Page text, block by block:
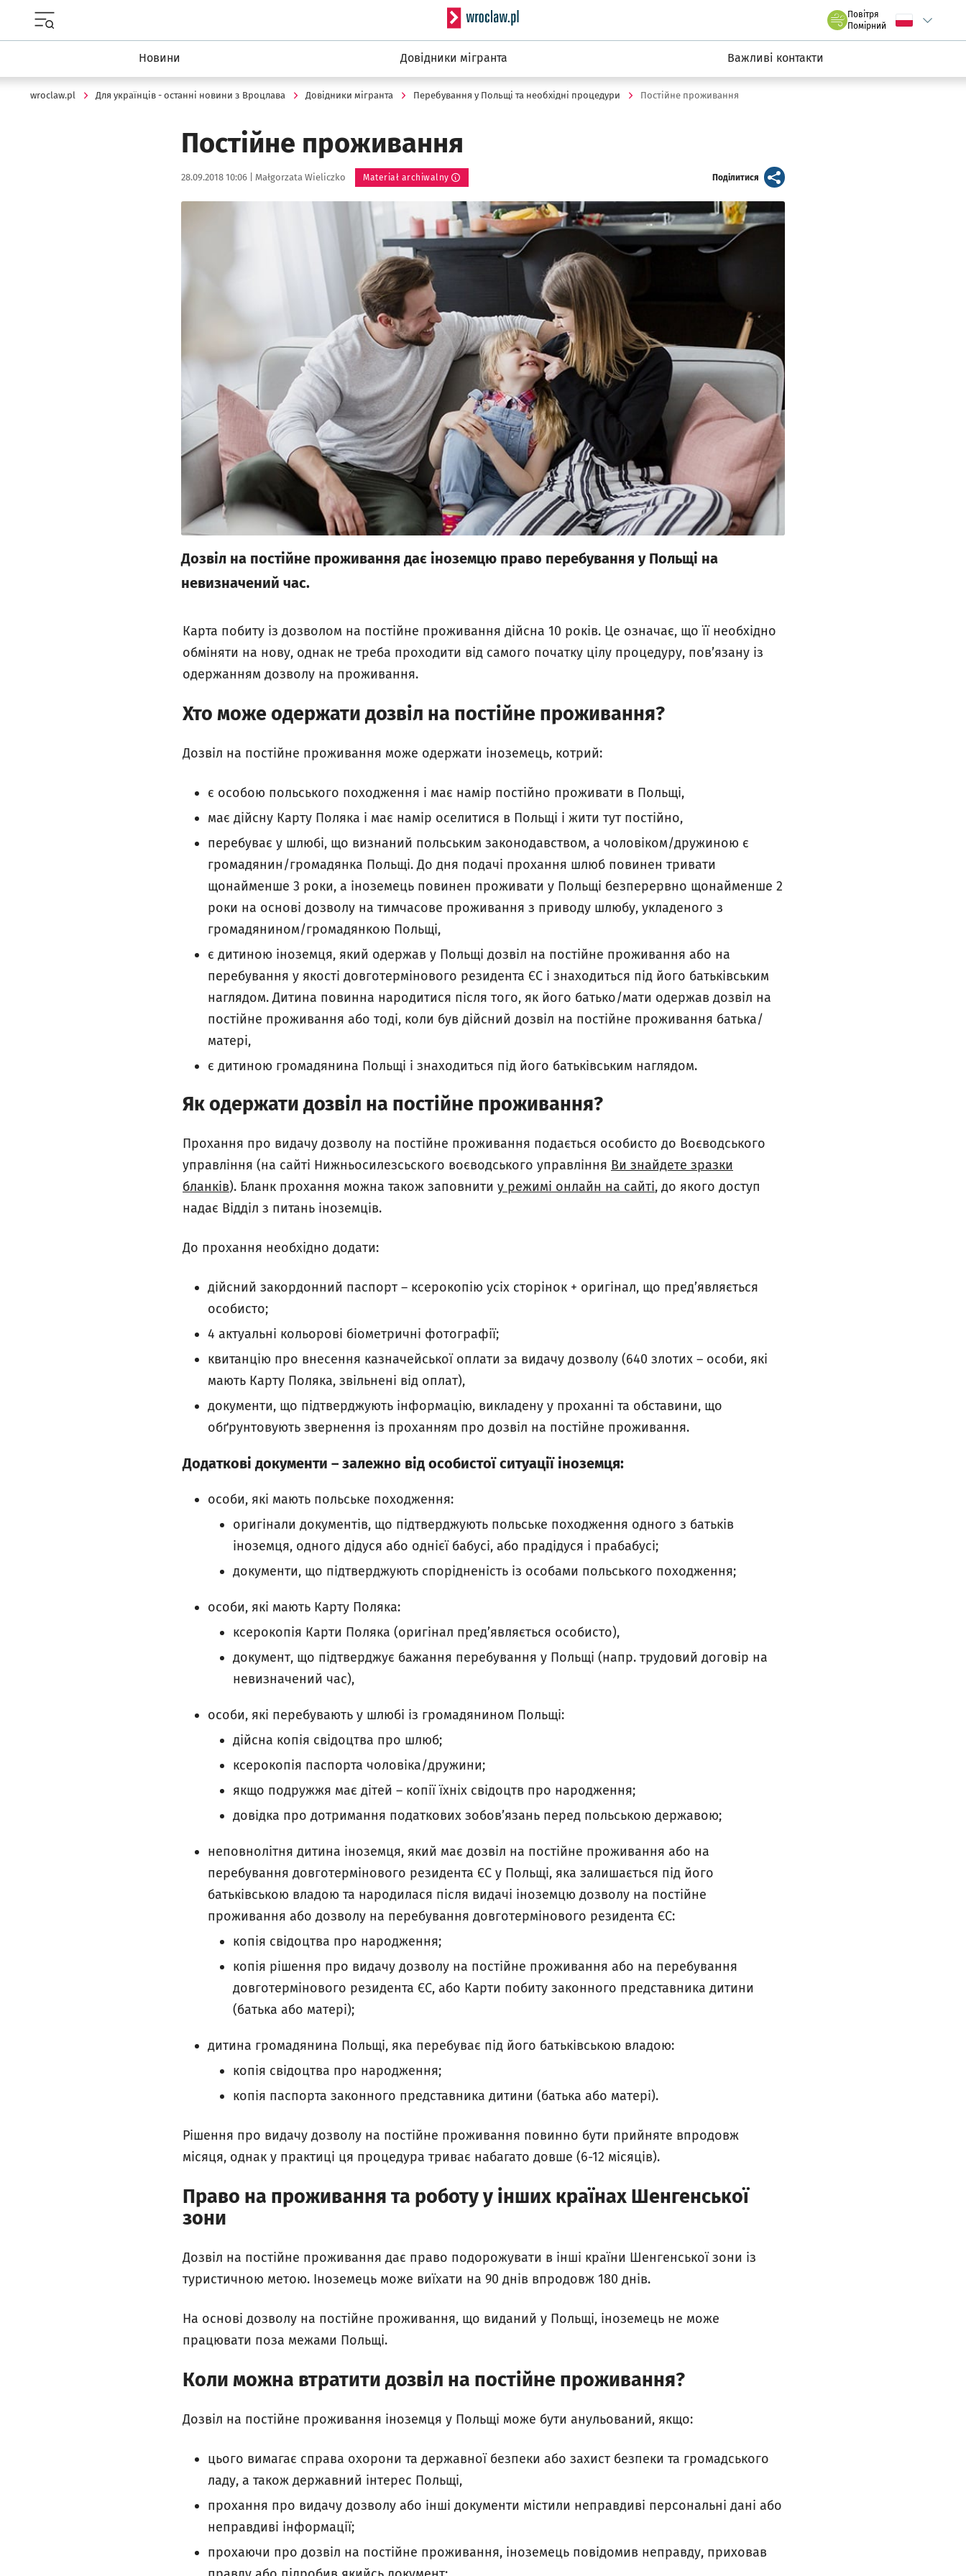
Serwis informacyjny wroclaw.pl
Повітря
we Wrocławiu
Помірний Wybierz język
Новини Довідники мігранта Важливі контакти
wroclaw.pl Для українців - останні новини з Вроцлава Довідники мігранта Перебування у Польщі та необхідні процедури Постійне проживання
Постійне проживання
Data publikacji:
28.09.2018 10:06 | Autor:
Małgorzata Wieliczko Materiał archiwalny Поділитися artykuł
Дозвіл на постійне проживання дає іноземцю право перебування у Польщі на
невизначений час.
Карта побиту із дозволом на постійне проживання дійсна 10 років. Це означає, що її необхідно
обміняти на нову, однак не треба проходити від самого початку цілу процедуру, пов’язану із
одержанням дозволу на проживання.
Хто може одержати дозвіл на постійне проживання?
Дозвіл на постійне проживання може одержати іноземець, котрий:
є особою польського походження і має намір постійно проживати в Польщі,
має дійсну Карту Поляка і має намір оселитися в Польщі і жити тут постійно,
перебуває у шлюбі, що визнаний польським законодавством, а чоловіком/дружиною є
громадянин/громадянка Польщі. До дня подачі прохання шлюб повинен тривати
щонайменше 3 роки, а іноземець повинен проживати у Польщі безперервно щонайменше 2
роки на основі дозволу на тимчасове проживання з приводу шлюбу, укладеного з
громадянином/громадянкою Польщі,
є дитиною іноземця, який одержав у Польщі дозвіл на постійне проживання або на
перебування у якості довготермінового резидента ЄС і знаходиться під його батьківським
наглядом. Дитина повинна народитися після того, як його батько/мати одержав дозвіл на
постійне проживання або тоді, коли був дійсний дозвіл на постійне проживання батька/
матері,
є дитиною громадянина Польщі і знаходиться під його батьківським наглядом.
Як одержати дозвіл на постійне проживання?
Прохання про видачу дозволу на постійне проживання подається особисто до Воєводського
управління (на сайті Нижньосилезсьского воєводського управління Ви знайдете зразки
бланків). Бланк прохання можна також заповнити у режимі онлайн на сайті, до якого доступ
надає Відділ з питань іноземців.
До прохання необхідно додати:
дійсний закордонний паспорт – ксерокопію усіх сторінок + оригінал, що пред’являється
особисто;
4 актуальні кольорові біометричні фотографії;
квитанцію про внесення казначейської оплати за видачу дозволу (640 злотих – особи, які
мають Карту Поляка, звільнені від оплат),
документи, що підтверджують інформацію, викладену у проханні та обставини, що
обґрунтовують звернення із проханням про дозвіл на постійне проживання.
Додаткові документи – залежно від особистої ситуації іноземця:
особи, які мають польське походження:
оригінали документів, що підтверджують польське походження одного з батьків
іноземця, одного дідуся або однієї бабусі, або прадідуся і прабабусі;
документи, що підтверджують спорідненість із особами польського походження;
особи, які мають Карту Поляка:
ксерокопія Карти Поляка (оригінал пред’являється особисто),
документ, що підтверджує бажання перебування у Польщі (напр. трудовий договір на
невизначений час),
особи, які перебувають у шлюбі із громадянином Польщі:
дійсна копія свідоцтва про шлюб;
ксерокопія паспорта чоловіка/дружини;
якщо подружжя має дітей – копії їхніх свідоцтв про народження;
довідка про дотримання податкових зобов’язань перед польською державою;
неповнолітня дитина іноземця, який має дозвіл на постійне проживання або на
перебування довготермінового резидента ЄС у Польщі, яка залишається під його
батьківською владою та народилася після видачі іноземцю дозволу на постійне
проживання або дозволу на перебування довготермінового резидента ЄС:
копія свідоцтва про народження;
копія рішення про видачу дозволу на постійне проживання або на перебування
довготермінового резидента ЄС, або Карти побиту законного представника дитини
(батька або матері);
дитина громадянина Польщі, яка перебуває під його батьківською владою:
копія свідоцтва про народження;
копія паспорта законного представника дитини (батька або матері).
Рішення про видачу дозволу на постійне проживання повинно бути прийняте впродовж
місяця, однак у практиці ця процедура триває набагато довше (6-12 місяців).
Право на проживання та роботу у інших країнах Шенгенської
зони
Дозвіл на постійне проживання дає право подорожувати в інші країни Шенгенської зони із
туристичною метою. Іноземець може виїхати на 90 днів впродовж 180 днів.
На основі дозволу на постійне проживання, що виданий у Польщі, іноземець не може
працювати поза межами Польщі.
Коли можна втратити дозвіл на постійне проживання?
Дозвіл на постійне проживання іноземця у Польщі може бути анульований, якщо:
цього вимагає справа охорони та державної безпеки або захист безпеки та громадського
ладу, а також державний інтерес Польщі,
прохання про видачу дозволу або інші документи містили неправдиві персональні дані або
неправдиві інформації;
прохаючи про дозвіл на постійне проживання, іноземець повідомив неправду, приховав